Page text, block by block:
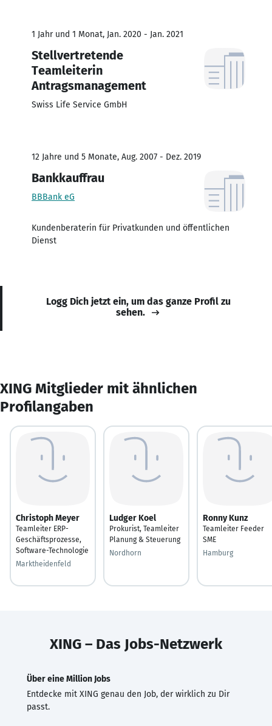
1 Jahr und 1 Monat, Jan. 2020 - Jan. 2021
Stellvertretende
Teamleiterin
Antragsmanagement
Swiss Life Service GmbH
12 Jahre und 5 Monate, Aug. 2007 - Dez. 2019
Bankkauffrau
BBBank eG
Kundenberaterin für Privatkunden und öffentlichen
Dienst
Logg Dich jetzt ein, um das ganze Profil zu
sehen.
XING Mitglieder mit ähnlichen
Profilangaben
Christoph Meyer
Teamleiter ERP-
Geschäftsprozesse,
Software-Technologie
Marktheidenfeld
Ludger Koel
Prokurist, Teamleiter
Planung & Steuerung
Nordhorn
Ronny Kunz
Teamleiter Feeder
SME
Hamburg
XING – Das Jobs-Netzwerk
Über eine Million Jobs
Entdecke mit XING genau den Job, der wirklich zu Dir
passt.